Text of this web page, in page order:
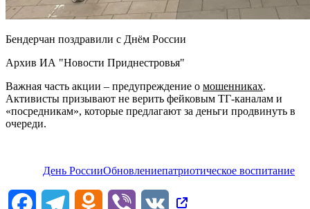
Бендерчан поздравили с Днём России
Архив ИА "Новости Приднестровья"
Важная часть акции – предупреждение о мошенниках.
Активисты призывают не верить фейковым ТГ-каналам и
«посредникам», которые предлагают за деньги продвинуть в
очереди.
День РоссииОбновлениепатриотическое воспитание
FacebookTelegram Odnoklassniki
Viber
VK